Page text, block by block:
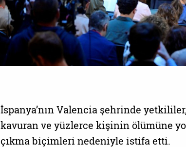
İspanya’nın Valencia şehrinde
kavuran ve yüzlerce kişinin ölümüne
çıkma biçimleri nedeniyle istifa etti.